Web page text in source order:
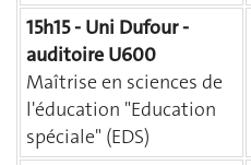
15h15 - Uni Dufour -
auditoire U600
Maîtrise en sciences de
l'éducation "Education
spéciale" (EDS)